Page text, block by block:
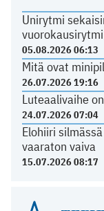
Unirytmi
05.08.2026 06:13
Mitä ovat
26.07.2026 19:16
Luteaalivaihe
24.07.2026 07:04
Elohiiri
vaaraton vaiva
15.07.2026 08:17